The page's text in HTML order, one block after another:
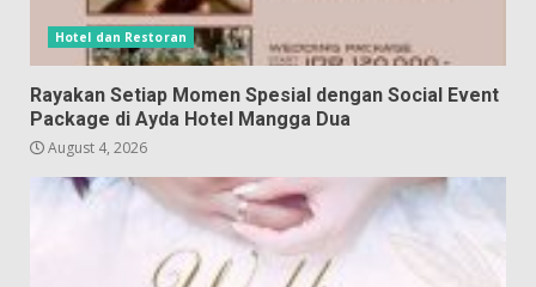
Hotel dan Restoran
Rayakan Setiap Momen Spesial dengan Social Event
Package di Ayda Hotel Mangga Dua
August 4, 2026